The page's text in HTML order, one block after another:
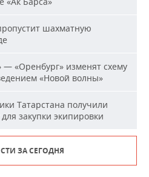
шахматную
— «Оренбург» изменят схему
«Новой волны»
Татарстана получили
закупки экипировки
ЗА СЕГОДНЯ